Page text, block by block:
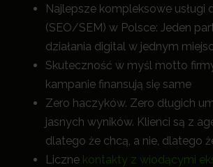
Najlepsze kompleksowe usługi
(SEO/SEM) w Polsce: Jeden
działania digital w jednym
Skuteczność w myśl motto
kampanie finansują się same
Zero haczyków. Zero długich
jasnych wyników. Klienci są z
dlatego że chcą, a nie, dlatego
Liczne kontakty z wiodącymi